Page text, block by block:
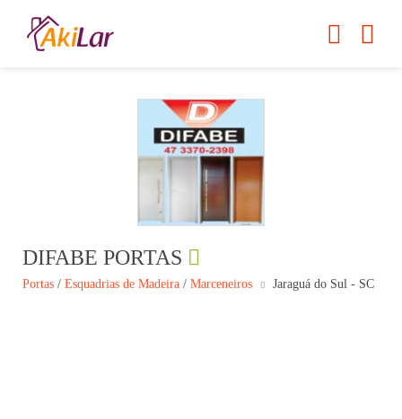
DIFABE PORTAS
Portas / Esquadrias de Madeira / Marceneiros Jaraguá do Sul - SC